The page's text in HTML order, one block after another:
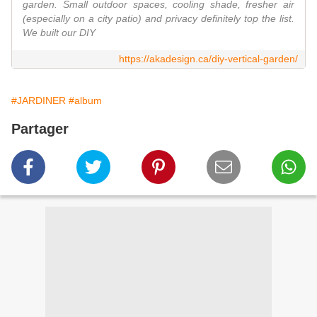
garden. Small outdoor spaces, cooling shade, fresher air
(especially on a city patio) and privacy definitely top the list.
We built our DIY
https://akadesign.ca/diy-vertical-garden/
#JARDINER #album
Partager